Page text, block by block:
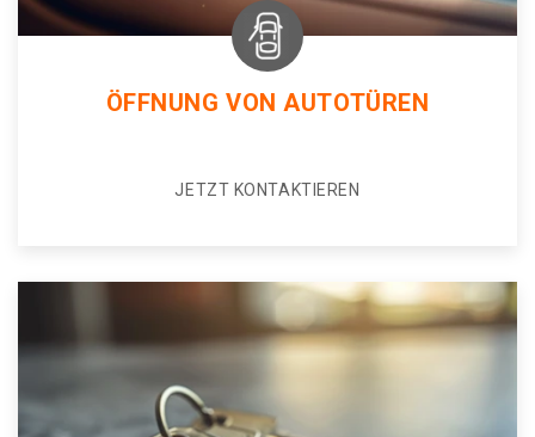
ÖFFNUNG VON AUTOTÜREN
JETZT KONTAKTIEREN